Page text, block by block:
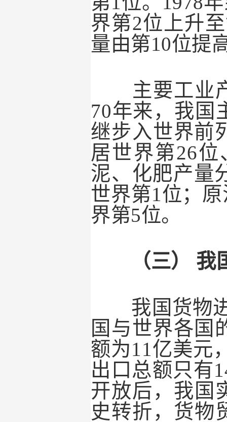
界第2位上升
量由第10位提
主要工业产
70年来，我国
继步入世界前
居世界第26位
泥、化肥产量
世界第1位；
界第5位。
（三） 我
我国货物进
国与世界各国
额为11亿美元
出口总额只有
开放后，我国
史转折，货物